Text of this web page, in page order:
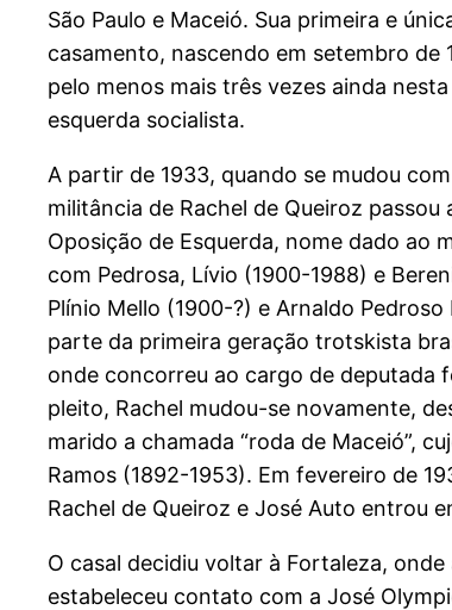
São Paulo e Maceió. Sua primeira e
casamento, nascendo em setembro de
pelo menos mais três vezes ainda
esquerda socialista.
A partir de 1933, quando se mudou
militância de Rachel de Queiroz
Oposição de Esquerda, nome dado
com Pedrosa, Lívio (1900-1988) e
Plínio Mello (1900-?) e Arnaldo
parte da primeira geração trotskista
onde concorreu ao cargo de deputada
pleito, Rachel mudou-se novamente,
marido a chamada “roda de Maceió”,
Ramos (1892-1953). Em fevereiro de
Rachel de Queiroz e José Auto entrou
O casal decidiu voltar à Fortaleza,
estabeleceu contato com a José